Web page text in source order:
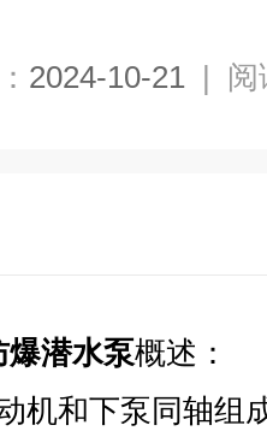
2024-10-21 | 阅
爆潜水泵概述：
机和下泵同轴组